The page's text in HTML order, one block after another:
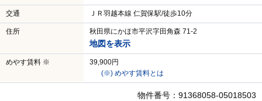
交通 ＪＲ羽越本線 仁賀保駅/徒歩10分
住所 秋田県にかほ市平沢字田角森 71-2
地図を表示
めやす賃料 ※
39,900円
(※) めやす賃料とは
物件番号：91368058-05018503